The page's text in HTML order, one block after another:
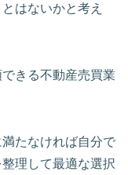
はないかと考え
きる不動産売買業
たなければ自分で
理して最適な選択